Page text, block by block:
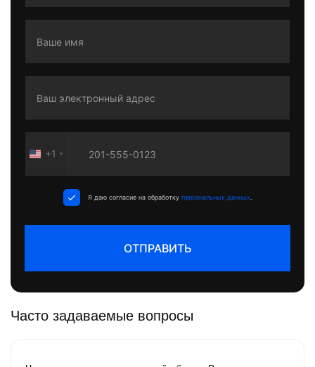
United
+1
Я даю согласие на обработку персональных данных.
ОТПРАВИТЬ
Часто задаваемые вопросы